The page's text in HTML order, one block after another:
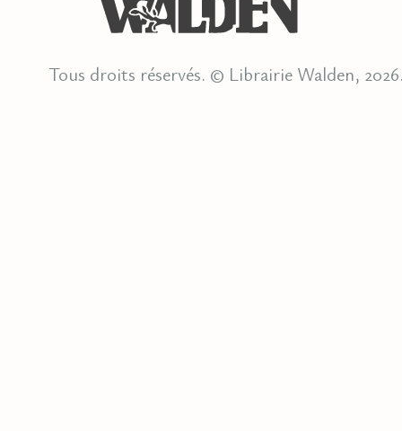
Tous droits réservés. © Librairie Walden,